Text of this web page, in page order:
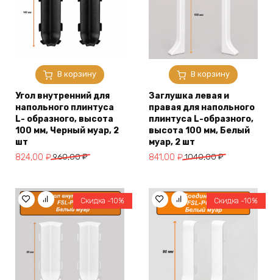
В корзину
Угол внутренний для
напольного плинтуса
L- образного, высота
100 мм, Черный муар, 2
шт
960,00₽
Первоначальная
960,00 ₽.
824,00 ₽
Текущая
В корзину
Заглушка левая и
правая для напольного
плинтуса L-образного,
высота 100 мм, Белый
муар, 2 шт
1040,00₽
Первоначальная
1040,00 ₽.
841,00 ₽
Текущая
Скидка -10% Скидка -10%